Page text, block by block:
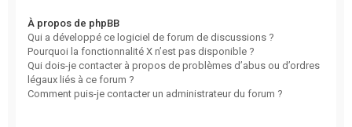
À propos de phpBB
Qui a développé ce logiciel de forum de discussions ?
Pourquoi la fonctionnalité X n’est pas disponible ?
Qui dois-je contacter à propos de problèmes d’abus ou d’ordres
légaux liés à ce forum ?
Comment puis-je contacter un administrateur du forum ?